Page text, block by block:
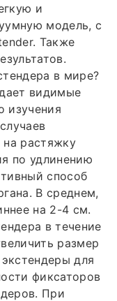
и
модель, с
Также
в мире?
видимые
изучения
растяжку
по удлинению
способ
В среднем,
на 2-4 см.
в течение
размер
для
фиксаторов
При